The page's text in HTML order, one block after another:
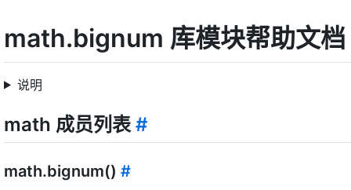
math.bignum 库模块帮助文档
说明
math 成员列表 #
math.bignum() #